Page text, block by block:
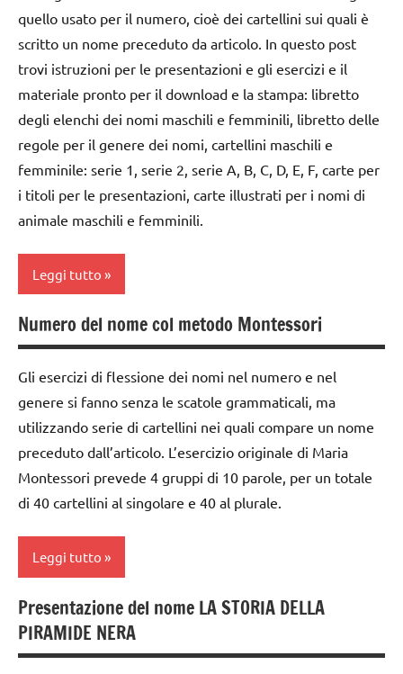
ARTICOLI
nomenclature
Montessori
TUTTI GLI
ARGOMENTI
PER ETA'
TUTTI GLI
ARTICOLI
materiali
Montessori
6
anni
DOWNLOAD
GUIDA
LINGUAGGIO
MONTESSORI
psicogrammatica
Montessori
TUTORIAL
PER ETA'
ARTICOLI
quello usato per il numero, cioè dei cartellini sui quali è
scritto un nome preceduto da articolo. In questo post
trovi istruzioni per le presentazioni e gli esercizi e il
materiale pronto per il download e la stampa: libretto
degli elenchi dei nomi maschili e femminili, libretto delle
regole per il genere dei nomi, cartellini maschili e
femminile: serie 1, serie 2, serie A, B, C, D, E, F, carte per
i titoli per le presentazioni, carte illustrati per i nomi di
animale maschili e femminili.
Leggi tutto
analisi
grammaticale
Montessori
classe
1a
classe
2a
3a
GUIDA
DIDATTICA
MONTESSORI
Numero del nome col metodo Montessori
Gli esercizi di flessione dei nomi nel numero e nel
genere si fanno senza le scatole grammaticali, ma
utilizzando serie di cartellini nei quali compare un nome
preceduto dall’articolo. L’esercizio originale di Maria
Montessori prevede 4 gruppi di 10 parole, per un totale
di 40 cartellini al singolare e 40 al plurale.
Leggi tutto
analisi
grammaticale
Montessori
Presentazione del nome LA STORIA DELLA
PIRAMIDE NERA